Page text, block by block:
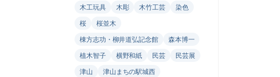
木工玩具
木彫 木竹工芸
染色
桜
桜並木
棟方志功・柳井道弘記念館
森本博一
植木智子
横野和紙 民芸
民芸展
津山
津山まちの駅城西